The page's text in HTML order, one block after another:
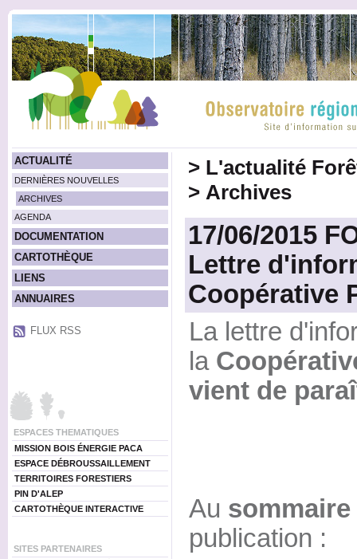
ACTUALITÉ
DERNIÈRES NOUVELLES
ARCHIVES
AGENDA
DOCUMENTATION
CARTOTHÈQUE
LIENS
ANNUAIRES
FLUX RSS
ESPACES THEMATIQUES
MISSION BOIS ÉNERGIE PACA
ESPACE DÉBROUSSAILLEMENT
TERRITOIRES FORESTIERS
PIN D'ALEP
CARTOTHÈQUE INTERACTIVE
SITES PARTENAIRES
> L'actualité
> Archives
17/06/2015
Lettre
Coopérative
La lettre
la
vient de
Au sommaire
publication :